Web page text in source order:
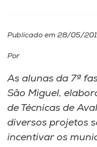
Cultura
CPA
Biblioteca
Publicado em 28/05/
Por
As alunas da 7ª
São Miguel,
de Técnicas de
diversos projetos
incentivar os